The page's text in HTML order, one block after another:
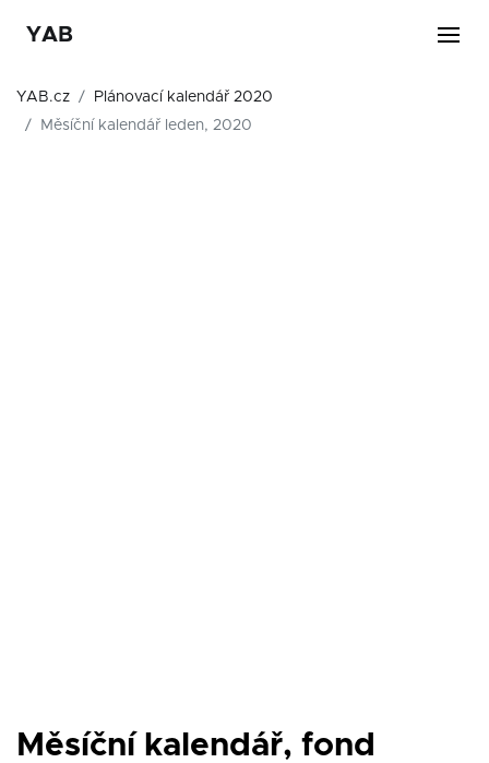
YAB
YAB.cz
Plánovací kalendář 2020
Měsíční kalendář leden, 2020
Měsíční kalendář, fond